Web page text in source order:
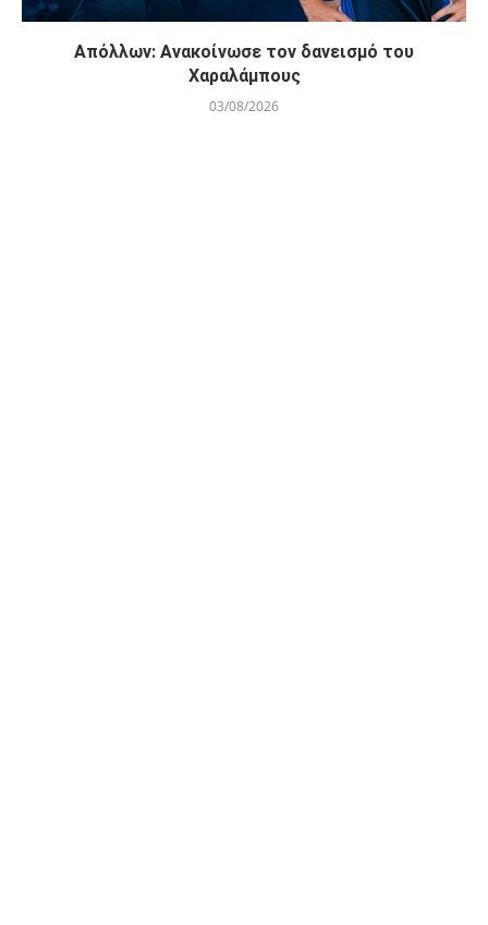
Απόλλων: Ανακοίνωσε τον δανεισμό του
Χαραλάμπους
03/08/2026